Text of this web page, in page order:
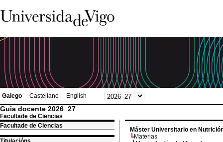
Galego Castellano English
Guia docente 2026_27
Facultade de Ciencias
Facultade de Ciencias
Máster Universitario en
Materias